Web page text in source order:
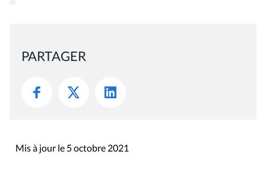
PARTAGER
Mis à jour le 5 octobre 2021